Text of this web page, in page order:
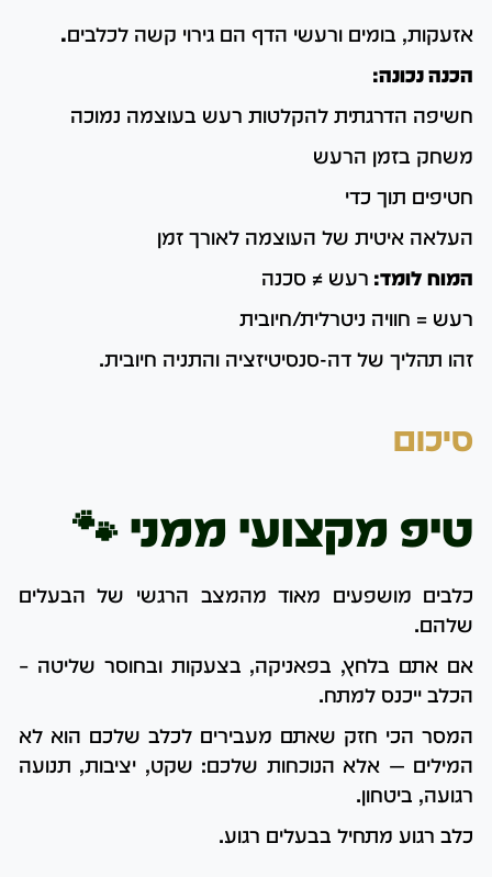
אזעקות, בומים ורעשי הדף הם גירוי קשה לכלבים.
הכנה נכונה:
חשיפה הדרגתית להקלטות רעש בעוצמה נמוכה
משחק בזמן הרעש
חטיפים תוך כדי
העלאה איטית של העוצמה לאורך זמן
המוח לומד: רעש ≠ סכנה
רעש = חוויה ניטרלית/חיובית
זהו תהליך של דה-סנסיטיזציה והתניה חיובית.
סיכום
טיפ מקצועי ממני 🐾
כלבים מושפעים מאוד מהמצב הרגשי של הבעלים
שלהם.
אם אתם בלחץ, בפאניקה, בצעקות ובחוסר שליטה –
הכלב ייכנס למתח.
המסר הכי חזק שאתם מעבירים לכלב שלכם הוא לא
המילים — אלא הנוכחות שלכם: שקט, יציבות, תנועה
רגועה, ביטחון.
כלב רגוע מתחיל בבעלים רגוע.